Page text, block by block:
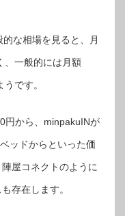
な相場を見ると、月
、一般的には月額
です。
円から、minpakuINが
ッドからといった価
屋コネクトのように
存在します。